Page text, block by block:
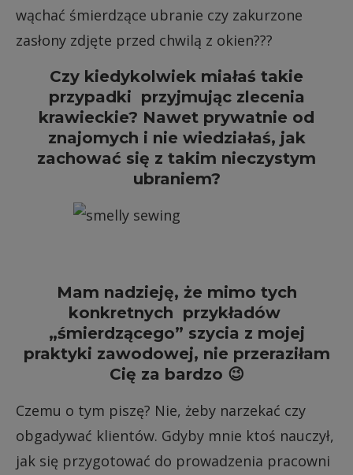
wąchać śmierdzące ubranie czy zakurzone
zasłony zdjęte przed chwilą z okien???
Czy kiedykolwiek miałaś takie
przypadki przyjmując zlecenia
krawieckie? Nawet prywatnie od
znajomych i nie wiedziałaś, jak
zachować się z takim nieczystym
ubraniem?
Mam nadzieję, że mimo tych
konkretnych przykładów
„śmierdzącego” szycia z mojej
praktyki zawodowej, nie przeraziłam
Cię za bardzo 😉
Czemu o tym piszę? Nie, żeby narzekać czy
obgadywać klientów. Gdyby mnie ktoś nauczył,
jak się przygotować do prowadzenia pracowni